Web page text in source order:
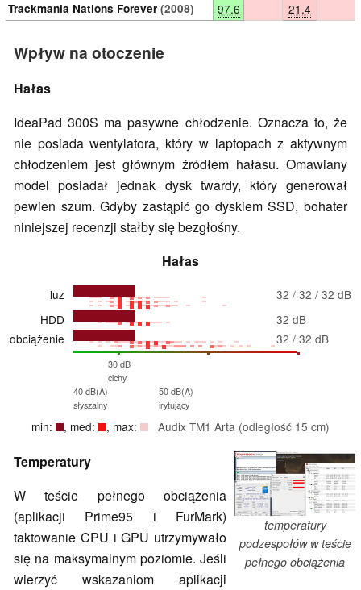
Trackmania Nations Forever (2008) 97.6 21.4
Wpływ na otoczenie
Hałas
IdeaPad 300S ma pasywne chłodzenie. Oznacza to, że
nie posiada wentylatora, który w laptopach z aktywnym
chłodzeniem jest głównym źródłem hałasu. Omawiany
model posiadał jednak dysk twardy, który generował
pewien szum. Gdyby zastąpić go dyskiem SSD, bohater
niniejszej recenzji stałby się bezgłośny.
Hałas
luz
32 / 32 / 32 dB
HDD
32 dB
obciążenie
32 / 32 dB
30 dB
cichy
40 dB(A)
słyszalny
50 dB(A)
irytujący
min: , med: , max: Audix TM1 Arta (odległość 15 cm)
temperatury
podzespołów w teście
pełnego obciążenia
Temperatury
W teście pełnego obciążenia
(aplikacji Prime95 i FurMark)
taktowanie CPU i GPU utrzymywało
się na maksymalnym poziomie. Jeśli
wierzyć wskazaniom aplikacji